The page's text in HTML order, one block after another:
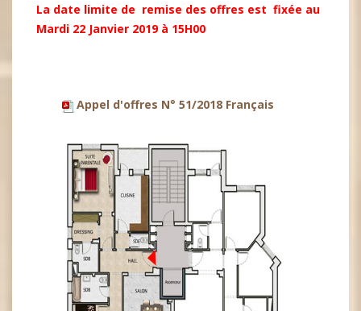
La date limite de remise des offres est fixée au
Mardi 22 Janvier 2019 à 15H00
Appel d'offres N° 51/2018 Français